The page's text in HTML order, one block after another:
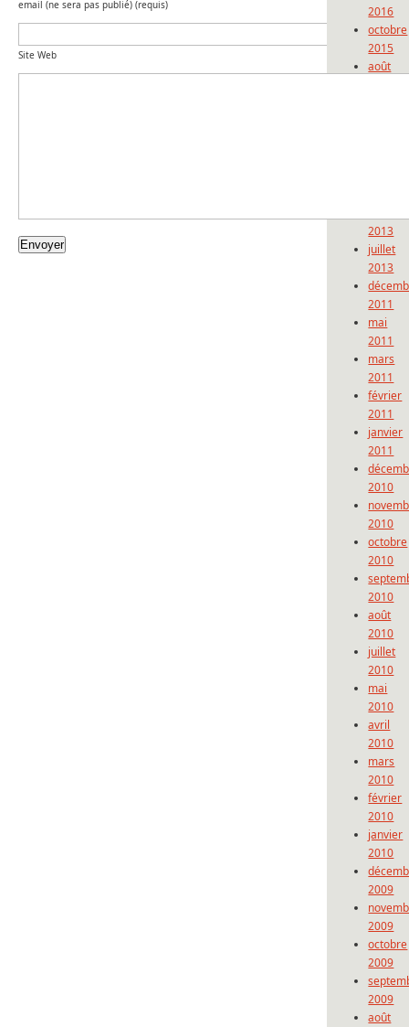
email (ne sera pas publié) (requis)
Site Web
2016
octobre
2015
août
2013
juillet
2013
2011
mai
2011
mars
2011
février
2011
janvier
2011
2010
2010
octobre
2010
2010
août
2010
juillet
2010
mai
2010
avril
2010
mars
2010
février
2010
janvier
2010
2009
2009
octobre
2009
2009
août